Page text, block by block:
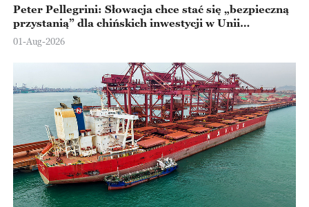
Peter Pellegrini: Słowacja chce stać się „bezpieczną
przystanią” dla chińskich inwestycji w Unii
Europejskiej
01-Aug-2026